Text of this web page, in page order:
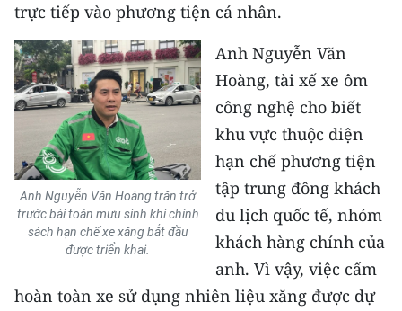
trực tiếp vào phương tiện cá nhân.
Anh Nguyễn Văn Hoàng trăn trở
trước bài toán mưu sinh khi chính
sách hạn chế xe xăng bắt đầu
được triển khai.
Anh Nguyễn Văn
Hoàng, tài xế xe ôm
công nghệ cho biết
khu vực thuộc diện
hạn chế phương tiện
tập trung đông khách
du lịch quốc tế, nhóm
khách hàng chính của
anh. Vì vậy, việc cấm
hoàn toàn xe sử dụng nhiên liệu xăng được dự